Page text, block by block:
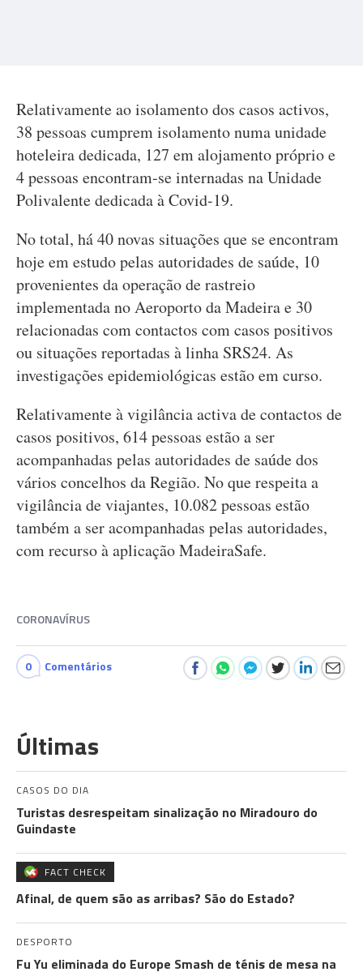
Relativamente ao isolamento dos casos activos,
38 pessoas cumprem isolamento numa unidade
hoteleira dedicada, 127 em alojamento próprio e
4 pessoas encontram-se internadas na Unidade
Polivalente dedicada à Covid-19.
No total, há 40 novas situações que se encontram
hoje em estudo pelas autoridades de saúde, 10
provenientes da operação de rastreio
implementada no Aeroporto da Madeira e 30
relacionadas com contactos com casos positivos
ou situações reportadas à linha SRS24. As
investigações epidemiológicas estão em curso.
Relativamente à vigilância activa de contactos de
casos positivos, 614 pessoas estão a ser
acompanhadas pelas autoridades de saúde dos
vários concelhos da Região. No que respeita a
vigilância de viajantes, 10.082 pessoas estão
também a ser acompanhadas pelas autoridades,
com recurso à aplicação MadeiraSafe.
CORONAVÍRUS
0 Comentários
Últimas
CASOS DO DIA
Turistas desrespeitam sinalização no Miradouro do
Guindaste
FACT CHECK
Afinal, de quem são as arribas? São do Estado?
DESPORTO
Fu Yu eliminada do Europe Smash de ténis de mesa na